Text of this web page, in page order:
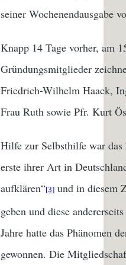
seiner Wochenendausgabe
Knapp 14 Tage vorher, am
Gründungsmitglieder
Friedrich-Wilhelm Haack,
Frau Ruth sowie Pfr. Kurt
Hilfe zur Selbsthilfe war
erste ihrer Art in
aufklären“[3] und in diesem
geben und diese
Jahre hatte das Phänomen
gewonnen. Die